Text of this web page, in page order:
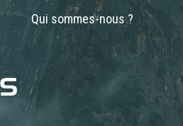
Qui sommes-nous ?